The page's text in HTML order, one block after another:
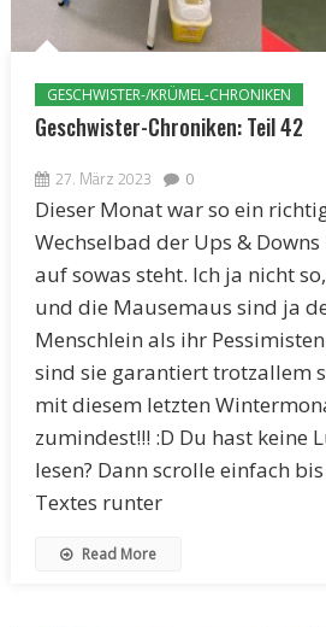
GESCHWISTER-/KRÜMEL-CHRONIKEN
Geschwister-Chroniken: Teil 42
27. März 2023 0
Dieser Monat war so ein
Wechselbad der Ups & Downs
auf sowas steht. Ich ja nicht
und die Mausemaus sind ja
Menschlein als ihr
sind sie garantiert trotzallem
mit diesem letzten
zumindest!!! :D Du hast keine
lesen? Dann scrolle einfach
Textes runter
Read More